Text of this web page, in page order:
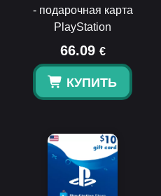
- подарочная карта
PlayStation
66.09 €
КУПИТЬ